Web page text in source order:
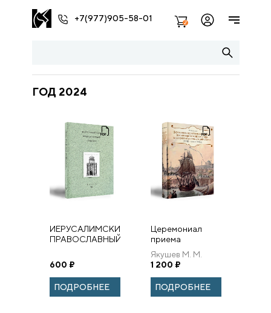
+7(977)905-58-01 2
ГОД 2024
ИЕРУСАЛИМСКИЙ
ПРАВОСЛАВНЫЙ
Выпуск 14
600 ₽
ПОДРОБНЕЕ
Церемониал
приема
иностранных
послов при
османском
дворе в
восприятии
Якушев М. М.
1 200 ₽
ПОДРОБНЕЕ